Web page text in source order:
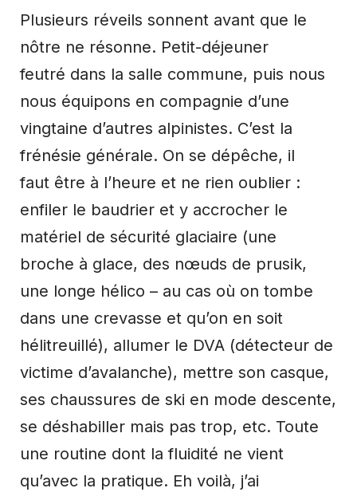
Plusieurs réveils sonnent avant que le
nôtre ne résonne. Petit-déjeuner
feutré dans la salle commune, puis nous
nous équipons en compagnie d’une
vingtaine d’autres alpinistes. C’est la
frénésie générale. On se dépêche, il
faut être à l’heure et ne rien oublier :
enfiler le baudrier et y accrocher le
matériel de sécurité glaciaire (une
broche à glace, des nœuds de prusik,
une longe hélico – au cas où on tombe
dans une crevasse et qu’on en soit
hélitreuillé), allumer le DVA (détecteur de
victime d’avalanche), mettre son casque,
ses chaussures de ski en mode descente,
se déshabiller mais pas trop, etc. Toute
une routine dont la fluidité ne vient
qu’avec la pratique. Eh voilà, j’ai